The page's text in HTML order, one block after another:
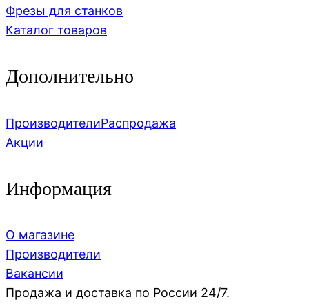
Фрезы для станков
Каталог товаров
Дополнительно
ПроизводителиРаспродажа
Акции
Информация
О магазине
Производители
Вакансии
Продажа и доставка по России 24/7.